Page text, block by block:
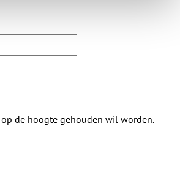
de hoogte gehouden wil worden.